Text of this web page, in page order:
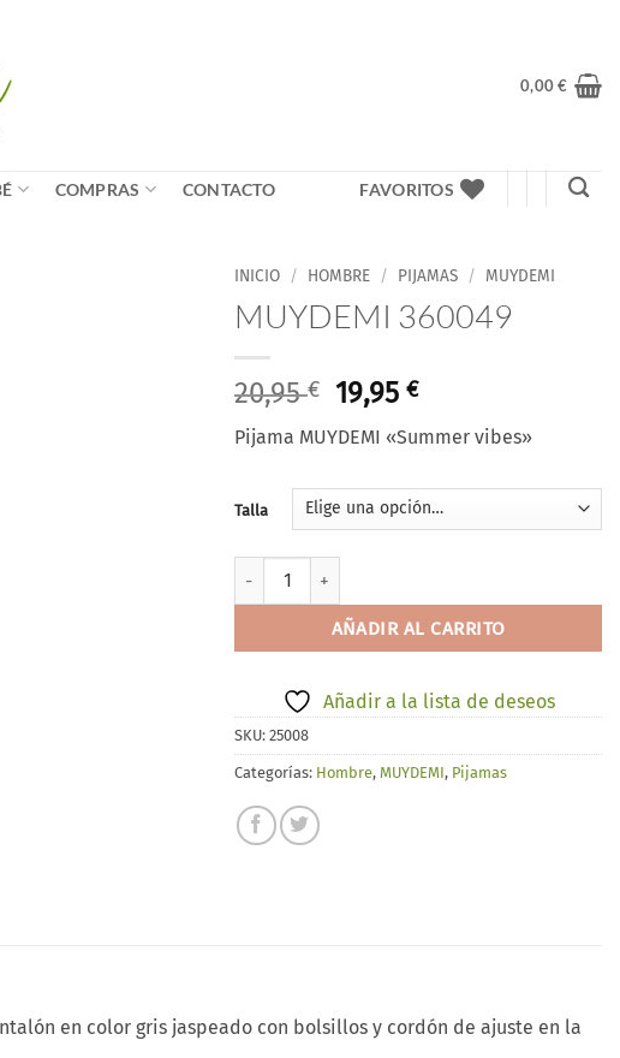
0,00€
COMPRAS CONTACTO FAVORITOS
INICIO / HOMBRE / PIJAMAS / MUYDEMI
MUYDEMI 360049
20,95€ El
original
20,95 €.
19,95€El
precio
actual
19,95 €.
Pijama MUYDEMI «Summer vibes»
Talla
MUYDEMI 360049 cantidad
AÑADIR AL CARRITO
Añadir a la lista de deseos
SKU: 25008
Categorías: Hombre, MUYDEMI, Pijamas
en color gris jaspeado con bolsillos y cordón de ajuste en la